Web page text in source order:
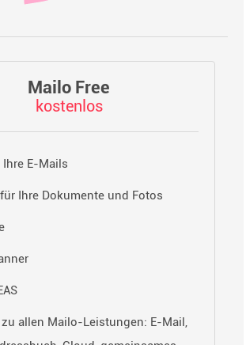
Mailo Free
kostenlos
Ihre E-Mails
Ihre Dokumente und Fotos
allen Mailo-Leistungen: E-Mail,